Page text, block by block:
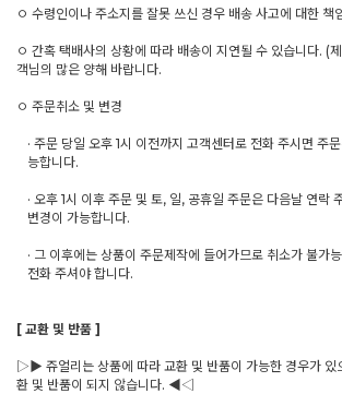
ㅇ 수령인이나 주소지를 잘못 쓰신 경우 배송 사고에 대한 책
ㅇ 간혹 택배사의 상황에 따라 배송이 지연될 수 있습니다. (
객님의 많은 양해 바랍니다.
ㅇ 주문취소 및 변경
· 주문 당일 오후 1시 이전까지 고객센터로 전화 주시면 주
능합니다.
· 오후 1시 이후 주문 및 토, 일, 공휴일 주문은 다음날 연락
변경이 가능합니다.
· 그 이후에는 상품이 주문제작에 들어가므로 취소가 불가
전화 주셔야 합니다.
[ 교환 및 반품 ]
▷▶ 쥬얼리는 상품에 따라 교환 및 반품이 가능한 경우가 있
환 및 반품이 되지 않습니다. ◀◁